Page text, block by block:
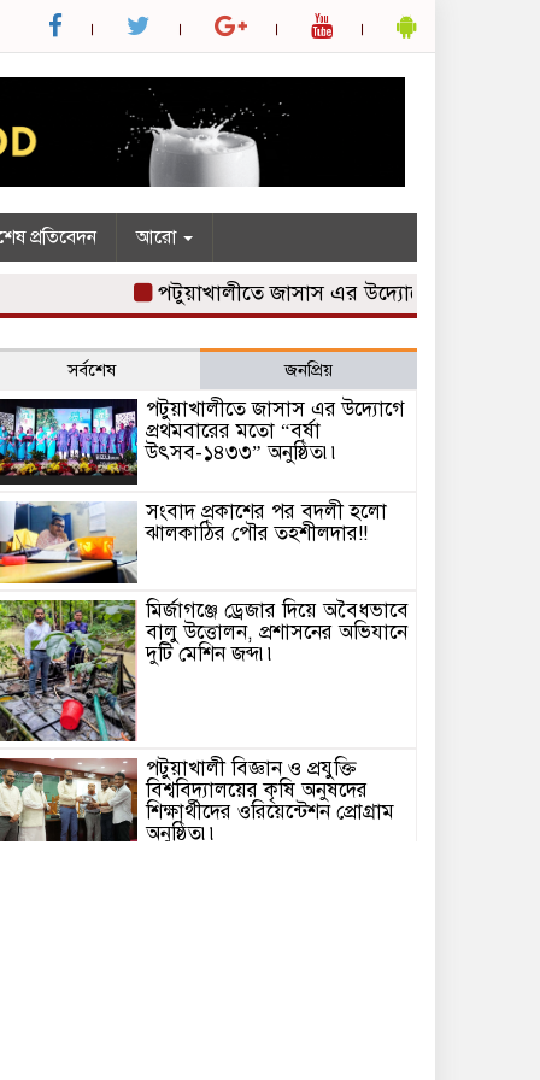
প্রতিবেদন আরো
পটুয়াখালীতে জাসাস এর উদ্যোগে প্রথমবারের
সর্বশেষ জনপ্রিয়
পটুয়াখালীতে জাসাস এর উদ্যোগে
প্রথমবারের মতো “বর্ষা
উৎসব-১৪৩৩” অনুষ্ঠিত৷৷
সংবাদ প্রকাশের পর বদলী হলো
ঝালকাঠির পৌর তহশীলদার!!
মির্জাগঞ্জে ড্রেজার দিয়ে অবৈধভাবে
বালু উত্তোলন, প্রশাসনের অভিযানে
দুটি মেশিন জব্দ৷৷
পটুয়াখালী বিজ্ঞান ও প্রযুক্তি
বিশ্ববিদ্যালয়ের কৃষি অনুষদের
শিক্ষার্থীদের ওরিয়েন্টেশন প্রোগ্রাম
অনুষ্ঠিত৷৷